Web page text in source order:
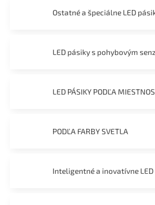
Ostatné a špeciálne LED
LED pásiky s pohybovým
LED PÁSIKY PODĽA
PODĽA FARBY SVETLA
Inteligentné a inovatívne